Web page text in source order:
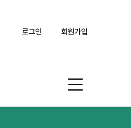
로그인 회원가입